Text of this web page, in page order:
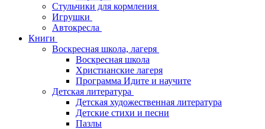
Стульчики для кормления
Игрушки
Автокресла
Книги
Воскресная школа, лагеря
Воскресная школа
Христианские лагеря
Программа Идите и научите
Детская литература
Детская художественная литература
Детские стихи и песни
Пазлы